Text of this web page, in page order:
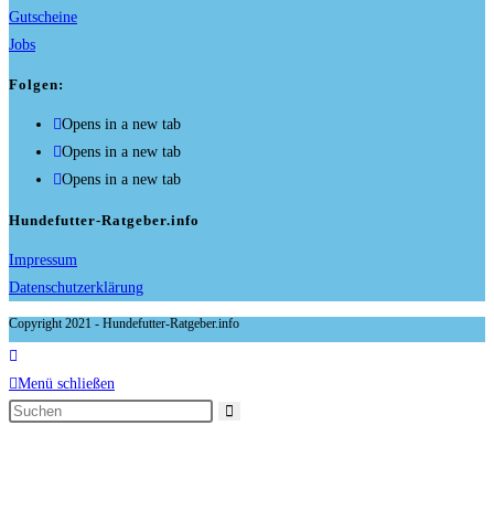
Gutscheine
Jobs
Folgen:
Opens in a new tab
Opens in a new tab
Opens in a new tab
Hundefutter-Ratgeber.info
Impressum
Datenschutzerklärung
Copyright 2021 - Hundefutter-Ratgeber.info
Menü schließen